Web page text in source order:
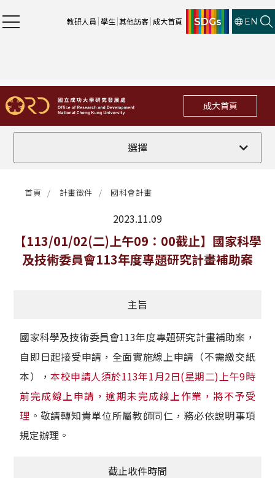
教研人員 學生 其他訪客 成大首頁 SDGs EN
成大首頁
選擇
全部
法規修訂
補助獎項
學術榮譽
其他
活動花絮
首頁 計畫徵件 國科會計畫
2023.11.09
最新消息
【113/01/02(二)上午09：00截止】國家科學
及技術委員會113年度專題研究計畫補助案
主旨
國家科學及技術委員會113年度專題研究計畫補助案，
自即日起接受申請，全面實施線上申請（不需繳交紙
本），本校申請人須於113年1月2日(星期二)上午9時
前完成線上申請，逾期未完成線上作業，將不予受
理 。敬請轉知貴單位所屬教師同仁，務必依說明事項
規定辦理。
截止收件時間